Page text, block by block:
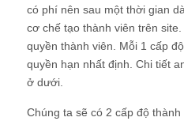
có phí nên sau một thời gian
cơ chế tạo thành viên trên
quyền thành viên. Mỗi 1 cấp
quyền hạn nhất định. Chi tiết
ở dưới.
Chúng ta sẽ có 2 cấp độ thành